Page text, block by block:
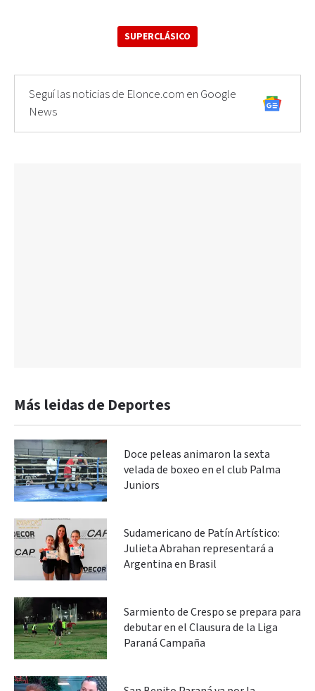
SUPERCLÁSICO
Seguí las noticias de Elonce.com en Google
News
Más leidas de Deportes
Doce peleas animaron la sexta
velada de boxeo en el club Palma
Juniors
Sudamericano de Patín Artístico:
Julieta Abrahan representará a
Argentina en Brasil
Sarmiento de Crespo se prepara para
debutar en el Clausura de la Liga
Paraná Campaña